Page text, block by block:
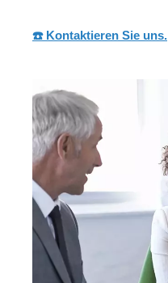
☎️ Kontaktieren Sie uns.